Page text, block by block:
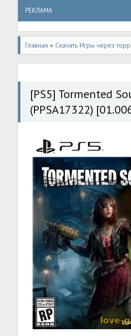
РЕКЛАМА
Главная » Скачать Игры через
консолей»Игры для Playstation 5
[PS5] Tormented
(PPSA17322)